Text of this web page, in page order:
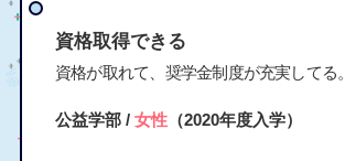
資格取得できる
資格が取れて、奨学金制度が充実してる。
公益学部 / 女性（2020年度入学）